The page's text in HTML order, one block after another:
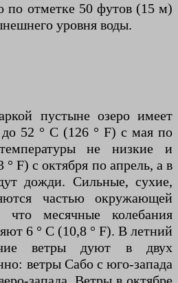
по отметке 50 футов (15 м)
уровня воды.
пустыне озеро имеет
до 52 ° C (126 ° F) с мая по
не низкие и
° F) с октября по апрель, а в
дожди. Сильные, сухие,
частью окружающей
что месячные колебания
6 ° C (10,8 ° F). В летний
ветры дуют в двух
ветры Сабо с юго-запада